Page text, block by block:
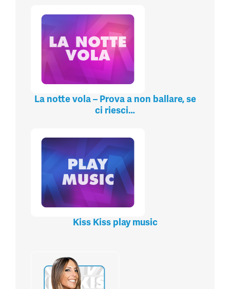
La notte vola – Prova a non ballare, se
ci riesci…
Kiss Kiss play music